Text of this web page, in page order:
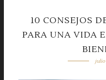
10 CONSEJOS
PARA UNA VIDA
julio